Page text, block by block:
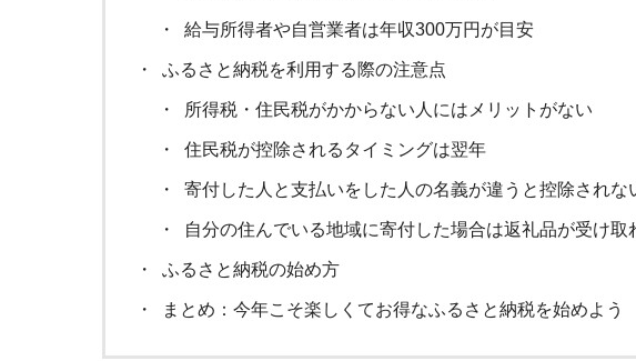
給与所得者や自営業者は年収300万円が目安
ふるさと納税を利用する際の注意点
所得税・住民税がかからない人にはメリットがない
住民税が控除されるタイミングは翌年
寄付した人と支払いをした人の名義が違うと控除されな
自分の住んでいる地域に寄付した場合は返礼品が受け取
ふるさと納税の始め方
まとめ：今年こそ楽しくてお得なふるさと納税を始めよう